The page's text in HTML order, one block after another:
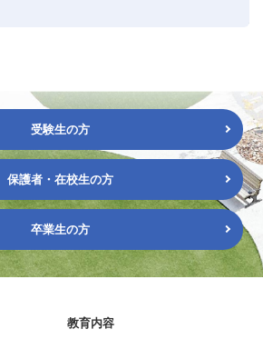
受験生の方
保護者・在校生の方
卒業生の方
教育内容